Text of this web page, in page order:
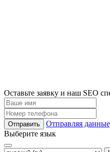
Оставьте заявку и наш SEO
Отправить
Отправляя
Выберите язык